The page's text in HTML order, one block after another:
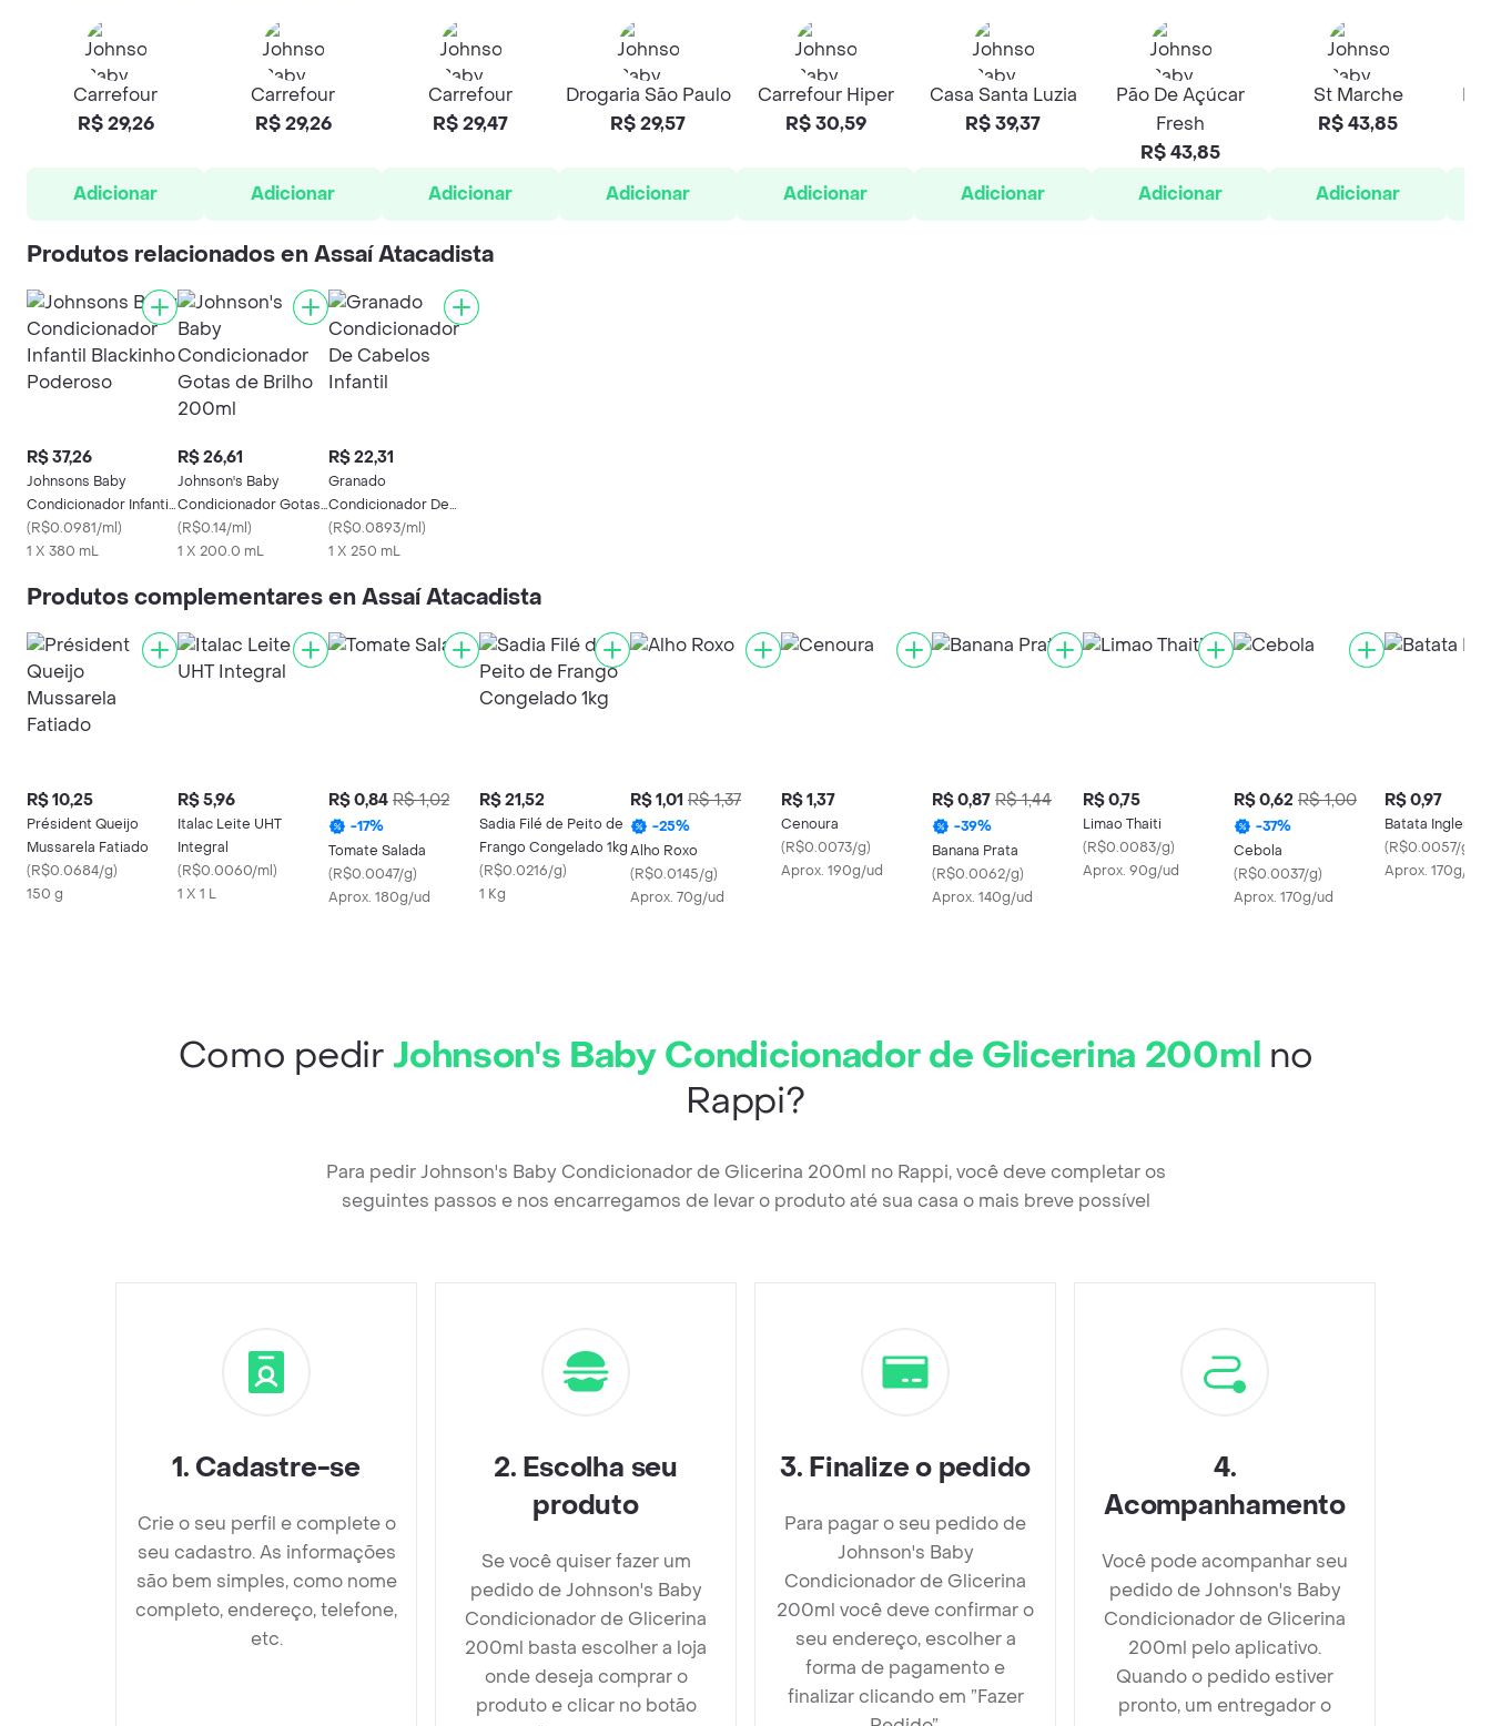
Carrefour
R$ 29,26
Adicionar
Carrefour
R$ 29,26
Adicionar
Carrefour
R$ 29,47
Adicionar
Drogaria São Paulo
R$ 29,57
Adicionar
Carrefour Hiper
R$ 30,59
Adicionar
Casa Santa Luzia
R$ 39,37
Adicionar
Pão De Açúcar
Fresh
R$ 43,85
Adicionar
St Marche
R$ 43,85
Adicionar
Produtos relacionados en Assaí Atacadista
R$ 37,26
Johnsons Baby
Condicionador Infantil
Blackinho Poderoso
(R$0.0981/ml)
1 X 380 mL
R$ 26,61
Johnson's Baby
Condicionador Gotas
de Brilho 200ml
(R$0.14/ml)
1 X 200.0 mL
R$ 22,31
Granado
Condicionador De
Cabelos Infantil
(R$0.0893/ml)
1 X 250 mL
Produtos complementares en Assaí Atacadista
R$ 10,25
Président Queijo
Mussarela Fatiado
(R$0.0684/g)
150 g
R$ 5,96
Italac Leite UHT
Integral
(R$0.0060/ml)
1 X 1 L
R$ 0,84 R$ 1,02
-17%
Tomate Salada
(R$0.0047/g)
Aprox. 180g/ud
R$ 21,52
Sadia Filé de Peito de
Frango Congelado 1kg
(R$0.0216/g)
1 Kg
R$ 1,01 R$ 1,37
-25%
Alho Roxo
(R$0.0145/g)
Aprox. 70g/ud
R$ 1,37
Cenoura
(R$0.0073/g)
Aprox. 190g/ud
R$ 0,87 R$ 1,44
-39%
Banana Prata
(R$0.0062/g)
Aprox. 140g/ud
R$ 0,75
Limao Thaiti
(R$0.0083/g)
Aprox. 90g/ud
R$ 0,62 R$ 1,00
-37%
Cebola
(R$0.0037/g)
Aprox. 170g/ud
R$ 0,97
Batata Inglesa
(R$0.0057/g
Aprox. 170g/ud
Como pedir Johnson's Baby Condicionador de Glicerina 200ml no
Rappi?
Para pedir Johnson's Baby Condicionador de Glicerina 200ml no Rappi, você deve completar os
seguintes passos e nos encarregamos de levar o produto até sua casa o mais breve possível
1. Cadastre-se
Crie o seu perfil e complete o
seu cadastro. As informações
são bem simples, como nome
completo, endereço, telefone,
etc.
2. Escolha seu
produto
Se você quiser fazer um
pedido de Johnson's Baby
Condicionador de Glicerina
200ml basta escolher a loja
onde deseja comprar o
produto e clicar no botão
3. Finalize o pedido
Para pagar o seu pedido de
Johnson's Baby
Condicionador de Glicerina
200ml você deve confirmar o
seu endereço, escolher a
forma de pagamento e
finalizar clicando em ”Fazer
4.
Acompanhamento
Você pode acompanhar seu
pedido de Johnson's Baby
Condicionador de Glicerina
200ml pelo aplicativo.
Quando o pedido estiver
pronto, um entregador o